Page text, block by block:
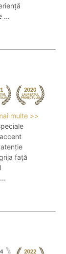
...
multe >>
față